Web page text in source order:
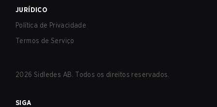
JURÍDICO
Política de Privacidade
Termos de Serviço
2026 Sidledes AB. Todos os direitos reservados.
SIGA